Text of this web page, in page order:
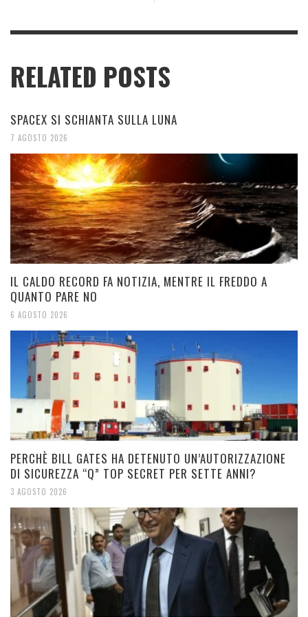
RELATED POSTS
SPACEX SI SCHIANTA SULLA LUNA
7 AGOSTO 2026
IL CALDO RECORD FA NOTIZIA, MENTRE IL FREDDO A
QUANTO PARE NO
6 AGOSTO 2026
PERCHÈ BILL GATES HA DETENUTO UN’AUTORIZZAZIONE
DI SICUREZZA “Q” TOP SECRET PER SETTE ANNI?
3 AGOSTO 2026